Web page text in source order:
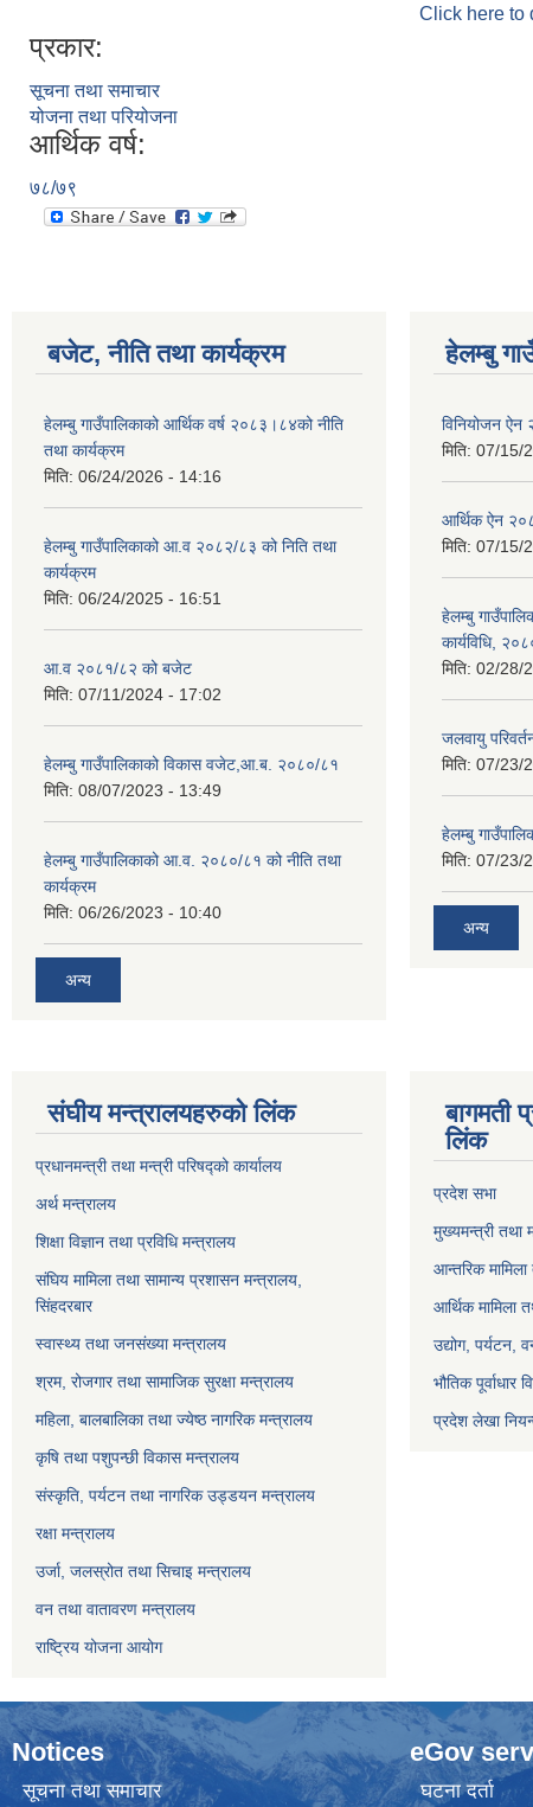
Click here to
प्रकार:
सूचना तथा समाचार
योजना तथा परियोजना
आर्थिक वर्ष:
७८/७९
बजेट, नीति तथा कार्यक्रम
हेलम्बु गाउँपालिकाको आर्थिक वर्ष २०८३।८४को नीति
तथा कार्यक्रम
मिति: 06/24/2026 - 14:16
हेलम्बु गाउँपालिकाको आ.व २०८२/८३ को निति तथा
कार्यक्रम
मिति: 06/24/2025 - 16:51
आ.व २०८१/८२ को बजेट
मिति: 07/11/2024 - 17:02
हेलम्बु गाउँपालिकाको विकास वजेट,आ.ब. २०८०/८१
मिति: 08/07/2023 - 13:49
हेलम्बु गाउँपालिकाको आ.व. २०८०/८१ को नीति तथा
कार्यक्रम
मिति: 06/26/2023 - 10:40
अन्य
हेलम्बु
विनियोजन ऐन
मिति: 07/15/
आर्थिक ऐन
मिति: 07/15/
हेलम्बु
कार्यविधि,
मिति: 02/28/
जलवायु
मिति: 07/23/
हेलम्बु
मिति: 07/23/
अन्य
संघीय मन्त्रालयहरुको लिंक
प्रधानमन्त्री तथा मन्त्री परिषद्को कार्यालय
अर्थ मन्त्रालय
शिक्षा विज्ञान तथा प्रविधि मन्त्रालय
संघिय मामिला तथा सामान्य प्रशासन मन्त्रालय,
सिंहदरबार
स्वास्थ्य तथा जनसंख्या मन्त्रालय
श्रम, रोजगार तथा सामाजिक सुरक्षा मन्त्रालय
महिला, बालबालिका तथा ज्येष्ठ नागरिक मन्त्रालय
कृषि तथा पशुपन्छी विकास मन्त्रालय
संस्कृति, पर्यटन तथा नागरिक उड्डयन मन्त्रालय
रक्षा मन्त्रालय
उर्जा, जलस्रोत तथा सिचाइ मन्त्रालय
वन तथा वातावरण मन्त्रालय
राष्ट्रिय योजना आयोग
बागमती
लिंक
प्रदेश सभा
मुख्यमन्त्री तथा
आन्तरिक
आर्थिक मामिला
उद्योग, पर्यटन,
भौतिक पूर्वाधार
प्रदेश लेखा
Notices
सूचना तथा समाचार
eGov
घटना दर्ता